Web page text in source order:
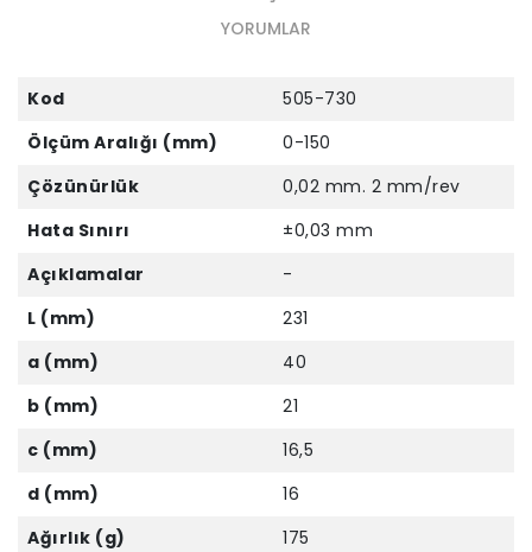
YORUMLAR
Kod
505-730
Ölçüm Aralığı (mm)
0-150
Çözünürlük
0,02 mm. 2 mm/rev
Hata Sınırı
±0,03 mm
Açıklamalar
-
L (mm)
231
a (mm)
40
b (mm)
21
c (mm)
16,5
d (mm)
16
Ağırlık (g)
175